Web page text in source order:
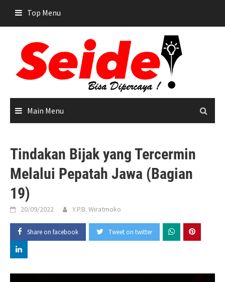
content
Top Menu
Main Menu
Tindakan Bijak yang Tercermin
Melalui Pepatah Jawa (Bagian
19)
20/09/2022 Y.P.B. Wiratmoko
Share on facebook Tweet on twitter